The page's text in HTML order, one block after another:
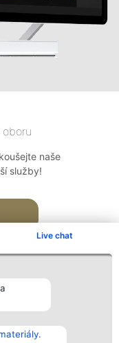
Live chat
naše
služby!
Kontakt